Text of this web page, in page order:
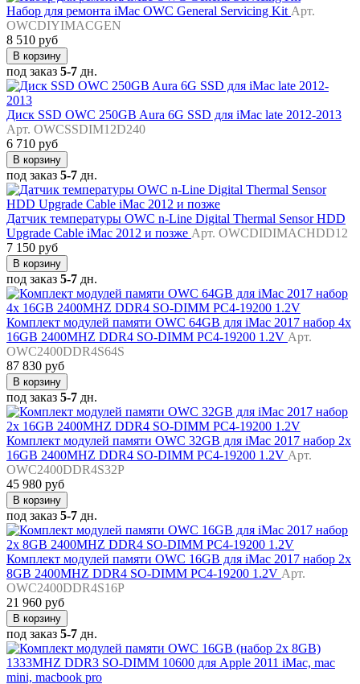
Набор для ремонта iMac OWC General Servicing Kit Арт.
OWCDIYIMACGEN
8 510 руб
В корзину
под заказ 5-7 дн.
Диск SSD OWC 250GB Aura 6G SSD для iMac late 2012-2013
Арт. OWCSSDIM12D240
6 710 руб
В корзину
под заказ 5-7 дн.
Датчик температуры OWC n-Line Digital Thermal Sensor HDD
Upgrade Cable iMac 2012 и позже Арт. OWCDIDIMACHDD12
7 150 руб
В корзину
под заказ 5-7 дн.
Комплект модулей памяти OWC 64GB для iMac 2017 набор 4x
16GB 2400MHZ DDR4 SO-DIMM PC4-19200 1.2V Арт.
OWC2400DDR4S64S
87 830 руб
В корзину
под заказ 5-7 дн.
Комплект модулей памяти OWC 32GB для iMac 2017 набор 2x
16GB 2400MHZ DDR4 SO-DIMM PC4-19200 1.2V Арт.
OWC2400DDR4S32P
45 980 руб
В корзину
под заказ 5-7 дн.
Комплект модулей памяти OWC 16GB для iMac 2017 набор 2x
8GB 2400MHZ DDR4 SO-DIMM PC4-19200 1.2V Арт.
OWC2400DDR4S16P
21 960 руб
В корзину
под заказ 5-7 дн.